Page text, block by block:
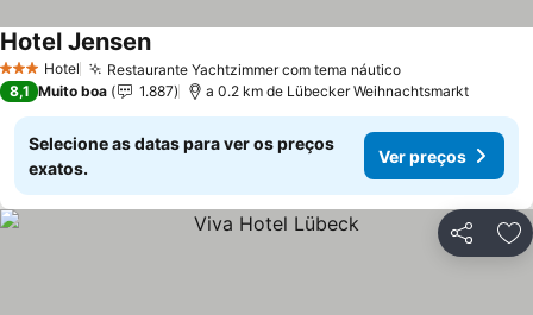
3 EstrelasHotel Restaurante Yachtzimmer com tema náutico
Hotel Jensen
8,1 Muito boa 1.887 a 0.2 km de Lübecker Weihnachtsmarkt
Selecione as datas para ver os preços
exatos.
Ver preços
Partilhar